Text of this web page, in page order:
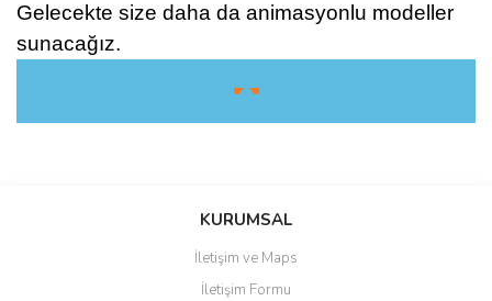
Gelecekte size daha da animasyonlu modeller
sunacağız.
☛ ☚
Bu ürüne ilk yorumu siz yapın!
Yorum Yaz
KURUMSAL
İletişim ve Maps
İletişim Formu